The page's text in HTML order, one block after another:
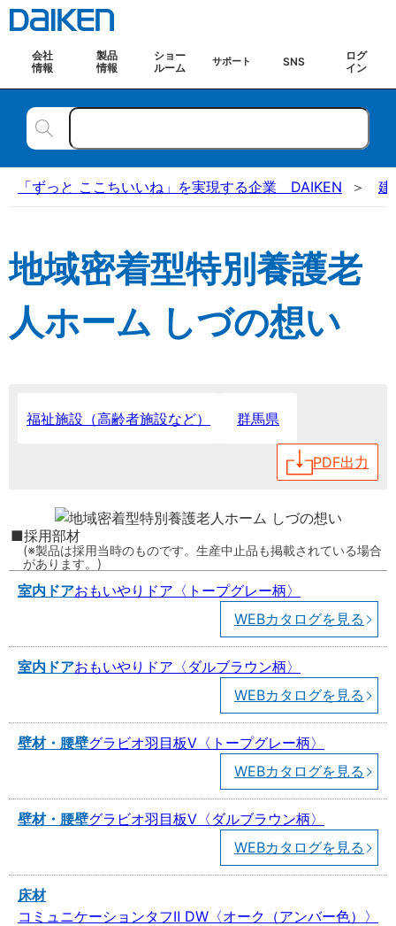
会社
情報
製品
情報
ショー
ルーム
サポート SNS
ログ
イン
「ずっと ここちいいね」を実現する企業 DAIKEN 建
地域密着型特別養護老
人ホーム しづの想い
福祉施設（高齢者施設など） 群馬県
PDF出力
採用部材
製品は採用当時のものです。生産中止品も掲載されている場合
があります。
室内ドアおもいやりドア〈トープグレー柄〉
WEBカタログを見る
室内ドアおもいやりドア〈ダルブラウン柄〉
WEBカタログを見る
壁材・腰壁グラビオ羽目板V〈トープグレー柄〉
WEBカタログを見る
壁材・腰壁グラビオ羽目板V〈ダルブラウン柄〉
WEBカタログを見る
床材
コミュニケーションタフⅡ DW〈オーク（アンバー色）〉